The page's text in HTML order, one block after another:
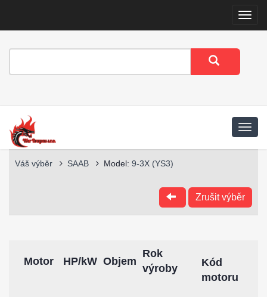
Menu
Váš výběr SAAB Model: 9-3X (YS3)
Zrušit výběr
Motor HP/kW Objem
Rok
výroby
Kód
motoru